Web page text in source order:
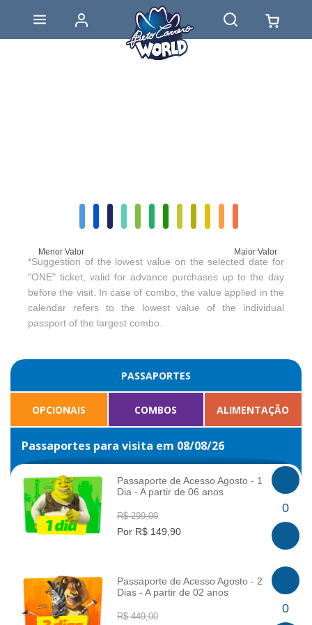
Menor Valor Maior Valor
*Suggestion of the lowest value on the selected date for
"ONE" ticket, valid for advance purchases up to the day
before the visit. In case of combo, the value applied in the
calendar refers to the lowest value of the individual
passport of the largest combo.
PASSAPORTES
OPCIONAIS COMBOS ALIMENTAÇÃO
Passaportes para visita em 08/08/26
INFO
Passaporte de Acesso Agosto - 1
Dia - A partir de 06 anos
R$ 299,00
Por R$ 149,90
0
INFO
Passaporte de Acesso Agosto - 2
Dias - A partir de 02 anos
R$ 449,00
0